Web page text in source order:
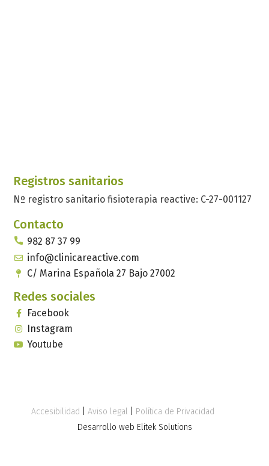
Registros sanitarios
Nº registro sanitario fisioterapia reactive: C-27-001127
Contacto
982 87 37 99
info@clinicareactive.com
C/ Marina Española 27 Bajo 27002
Redes sociales
Facebook
Instagram
Youtube
Accesibilidad Aviso legal
Política de Privacidad
Desarrollo web Elitek Solutions